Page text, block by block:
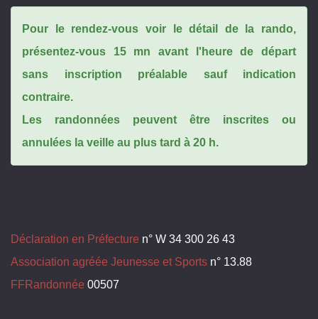
Pour le rendez-vous voir le détail de la rando,
présentez-vous 15 mn avant l'heure de départ
sans inscription préalable sauf indication
contraire.
Les randonnées peuvent être inscrites ou
annulées la veille au plus tard à 20 h.
Déclaration en Préfecture n° W 34 300 26 43
Association agréée Jeunesse et Sports n° 13.88
FFRandonnée 00507